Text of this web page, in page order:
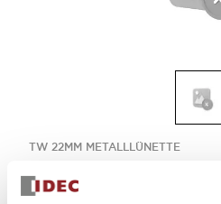
TW 22MM METALLLÜNETTE
TW-06NC-PK